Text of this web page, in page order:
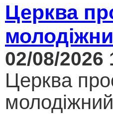
Церква
02/08/2026
Церква